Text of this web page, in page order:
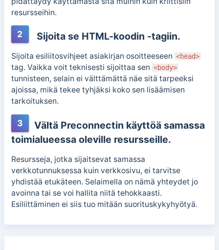
resursseihin.
2 Sijoita se HTML-koodin -tagiin.
Sijoita esiliitosvihjeet asiakirjan osoitteeseen <head>
tag. Vaikka voit teknisesti sijoittaa sen <body>
tunnisteen, selain ei välttämättä näe sitä tarpeeksi
ajoissa, mikä tekee tyhjäksi koko sen lisäämisen
tarkoituksen.
3
Vältä Preconnectin käyttöä samassa
toimialueessa oleville resursseille.
Resursseja, jotka sijaitsevat samassa
verkkotunnuksessa kuin verkkosivu, ei tarvitse
yhdistää etukäteen. Selaimella on nämä yhteydet jo
avoinna tai se voi hallita niitä tehokkaasti.
Esiliittäminen ei siis tuo mitään suorituskykyhyötyä.